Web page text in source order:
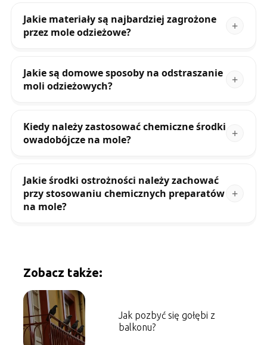
Jakie materiały są najbardziej zagrożone
przez mole odzieżowe?
Jakie są domowe sposoby na odstraszanie
moli odzieżowych?
Kiedy należy zastosować chemiczne środki
owadobójcze na mole?
Jakie środki ostrożności należy zachować
przy stosowaniu chemicznych preparatów
na mole?
Zobacz także:
Jak pozbyć się gołębi z
balkonu?